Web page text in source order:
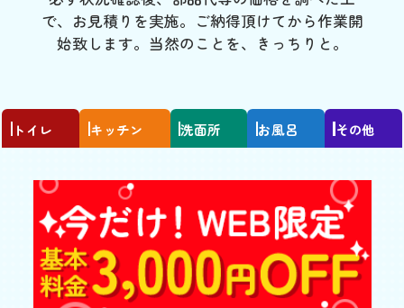
で、お見積りを実施。ご納得頂けてから作業開
始致します。当然のことを、きっちりと。
トイレ キッチン 洗面所 お風呂 その他